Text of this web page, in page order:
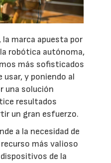
marca apuesta por
robótica autónoma,
más sofisticados
y poniendo al
una solución
resultados
un gran esfuerzo.
a la necesidad de
más valioso
de la